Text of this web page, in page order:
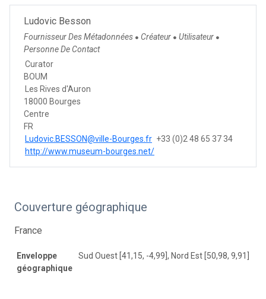
Ludovic Besson
Fournisseur Des Métadonnées ● Créateur ● Utilisateur ●
Personne De Contact
Curator
BOUM
Les Rives d'Auron
18000 Bourges
Centre
FR
Ludovic.BESSON@ville-Bourges.fr +33 (0)2 48 65 37 34
http://www.museum-bourges.net/
Couverture géographique
France
Enveloppe
géographique
Sud Ouest [41,15, -4,99], Nord Est [50,98, 9,91]